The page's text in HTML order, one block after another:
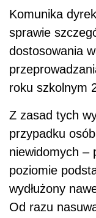
Komunika
sprawie
dostosowania
roku szkolnym
Z zasad tych
przypadku
niewidomych –
poziomie
wydłużony
Od razu